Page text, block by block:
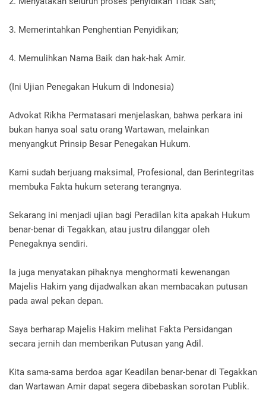
3. Memerintahkan Penghentian Penyidikan;
4. Memulihkan Nama Baik dan hak-hak Amir.
(Ini Ujian Penegakan Hukum di Indonesia)
Advokat Rikha Permatasari menjelaskan, bahwa perkara ini
bukan hanya soal satu orang Wartawan, melainkan
menyangkut Prinsip Besar Penegakan Hukum.
Kami sudah berjuang maksimal, Profesional, dan Berintegritas
membuka Fakta hukum seterang terangnya.
Sekarang ini menjadi ujian bagi Peradilan kita apakah Hukum
benar-benar di Tegakkan, atau justru dilanggar oleh
Penegaknya sendiri.
Ia juga menyatakan pihaknya menghormati kewenangan
Majelis Hakim yang dijadwalkan akan membacakan putusan
pada awal pekan depan.
Saya berharap Majelis Hakim melihat Fakta Persidangan
secara jernih dan memberikan Putusan yang Adil.
Kita sama-sama berdoa agar Keadilan benar-benar di Tegakkan
dan Wartawan Amir dapat segera dibebaskan sorotan Publik.